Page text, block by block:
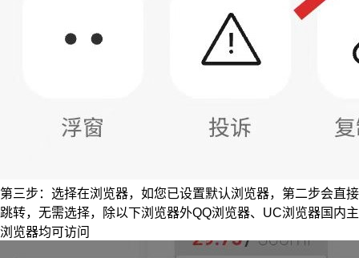
第三步：选择在浏览器，如您已设置默认浏览器，第二步会直接
跳转，无需选择，除以下浏览器外QQ浏览器、UC浏览器国内主
浏览器均可访问